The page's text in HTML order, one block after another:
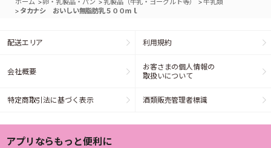
ホーム 卵・乳製品・パン 乳製品（牛乳・ヨーグルト等） 牛乳類
> タカナシ おいしい無脂肪乳５００ｍｌ
配送エリア 利用規約
会社概要
お客さまの個人情報の
取扱いについて
特定商取引法に基づく表示 酒類販売管理者標識
アプリならもっと便利に